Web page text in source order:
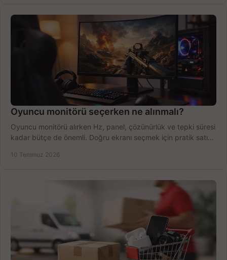
Oyuncu monitörü seçerken ne alınmalı?
Oyuncu monitörü alırken Hz, panel, çözünürlük ve tepki süresi
kadar bütçe de önemli. Doğru ekranı seçmek için pratik satın
10 Temmuz 2026